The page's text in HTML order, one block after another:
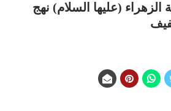
(عليها السلام) نهج